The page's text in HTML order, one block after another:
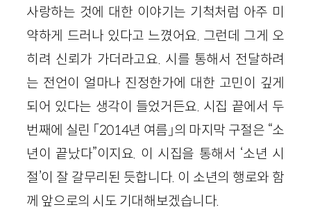
사랑하는 것에 대한 이야기는 기척처럼 아주 미
약하게 드러나 있다고 느꼈어요. 그런데 그게 오
히려 신뢰가 가더라고요. 시를 통해서 전달하려
는 전언이 얼마나 진정한가에 대한 고민이 깊게
되어 있다는 생각이 들었거든요. 시집 끝에서 두
번째에 실린 「2014년 여름」의 마지막 구절은 “소
년이 끝났다”이지요. 이 시집을 통해서 ‘소년 시
절’이 잘 갈무리된 듯합니다. 이 소년의 행로와 함
께 앞으로의 시도 기대해보겠습니다.